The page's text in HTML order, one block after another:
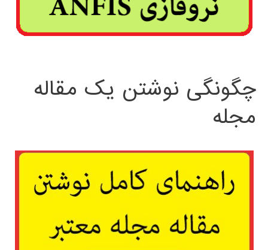
چگونگی نوشتن یک مقاله
مجله